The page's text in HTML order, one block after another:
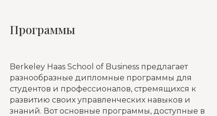
Программы
Berkeley Haas School of Business предлагает
разнообразные дипломные программы для
студентов и профессионалов, стремящихся к
развитию своих управленческих навыков и
знаний. Вот основные программы, доступные в